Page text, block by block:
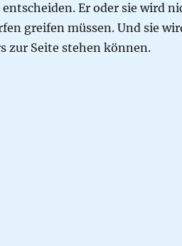
Er oder sie wird
greifen müssen. Und sie
zur Seite stehen können.